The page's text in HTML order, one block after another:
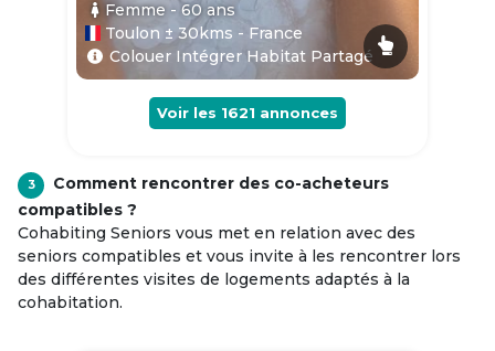
Femme - 60ans
Toulon ± 30kms - France
Colouer Intégrer Habitat Partagé
Voir les 1621 annonces
3
Comment rencontrer des co-acheteurs
compatibles ?
Cohabiting Seniors vous met en relation avec des
seniors compatibles et vous invite à les rencontrer lors
des différentes visites de logements adaptés à la
cohabitation.